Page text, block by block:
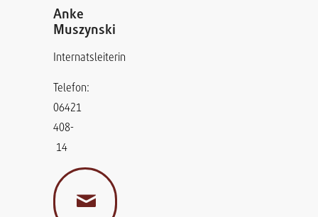
Anke
Muszynski
Internatsleiterin
Telefon:
06421
408-
14